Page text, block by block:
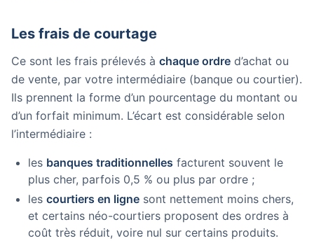
Les frais de courtage
Ce sont les frais prélevés à chaque ordre d’achat ou
de vente, par votre intermédiaire (banque ou courtier).
Ils prennent la forme d’un pourcentage du montant ou
d’un forfait minimum. L’écart est considérable selon
l’intermédiaire :
les banques traditionnelles facturent souvent le
plus cher, parfois 0,5 % ou plus par ordre ;
les courtiers en ligne sont nettement moins chers,
et certains néo-courtiers proposent des ordres à
coût très réduit, voire nul sur certains produits.